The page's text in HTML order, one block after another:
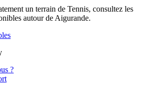
un terrain de Tennis, consultez les
autour de Aigurande.
?